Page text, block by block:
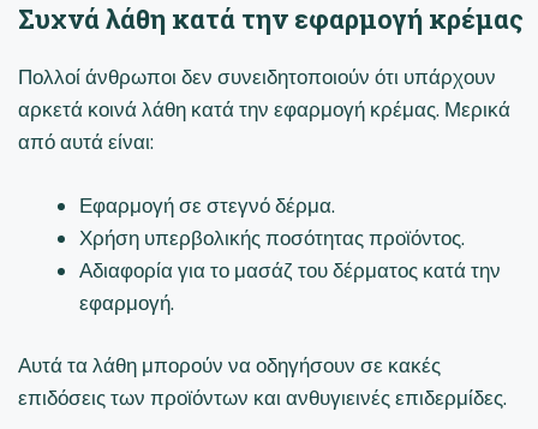
Συχνά λάθη κατά την εφαρμογή κρέμας
Πολλοί άνθρωποι δεν συνειδητοποιούν ότι υπάρχουν
αρκετά κοινά λάθη κατά την εφαρμογή κρέμας. Μερικά
από αυτά είναι:
Εφαρμογή σε στεγνό δέρμα.
Χρήση υπερβολικής ποσότητας προϊόντος.
Αδιαφορία για το μασάζ του δέρματος κατά την
εφαρμογή.
Αυτά τα λάθη μπορούν να οδηγήσουν σε κακές
επιδόσεις των προϊόντων και ανθυγιεινές επιδερμίδες.